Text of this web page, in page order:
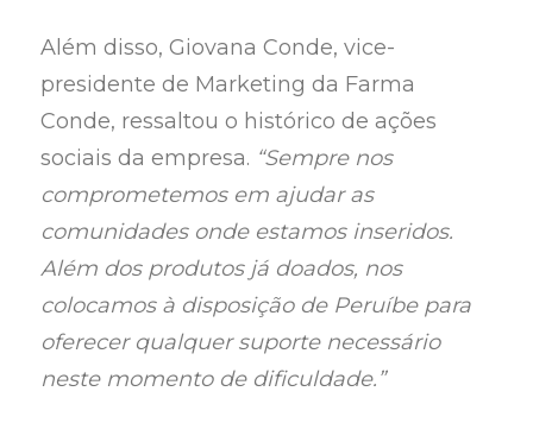
Além disso, Giovana Conde, vice-
presidente de Marketing da Farma
Conde, ressaltou o histórico de ações
sociais da empresa. “Sempre nos
comprometemos em ajudar as
comunidades onde estamos inseridos.
Além dos produtos já doados, nos
colocamos à disposição de Peruíbe para
oferecer qualquer suporte necessário
neste momento de dificuldade.”